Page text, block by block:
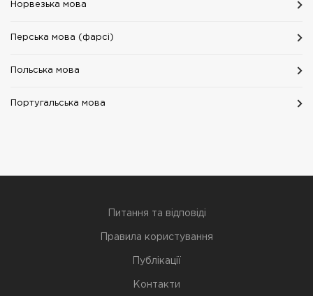
Норвезька мова
Перська мова (фарсі)
Польська мова
Португальська мова
Питання та відповіді
Правила користування
Публікації
Контакти